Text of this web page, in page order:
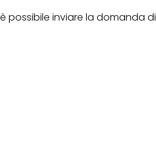
possibile inviare la domanda di